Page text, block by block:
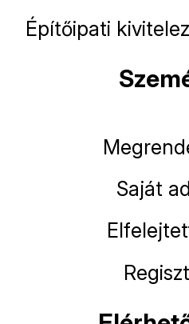
Építőipati
Saját